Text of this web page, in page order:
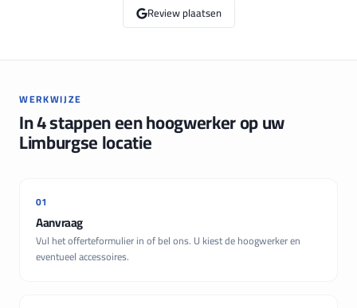
Review plaatsen
WERKWIJZE
In 4 stappen een hoogwerker op uw
Limburgse locatie
01
Aanvraag
Vul het offerteformulier in of bel ons. U kiest de hoogwerker en
eventueel accessoires.